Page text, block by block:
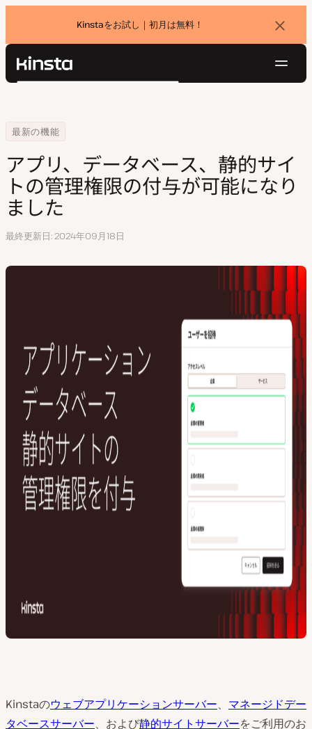
Kinstaをお試し｜初月は無料！
バ
ナ
を
Kinsta®
ョ
ン
価格設定
お問い合わせ
検
Home
最新の機能
アプリ、データベース、静的サイトの管理権限の付与が可能になりまし
アプリ、データベース、静的サイ
トの管理権限の付与が可能になり
ました
最終更新日 2024年09月18日
Kinstaのウェブアプリケーションサーバー、 マネージドデー
タベースサーバー、および静的サイトサーバーをご利用のお